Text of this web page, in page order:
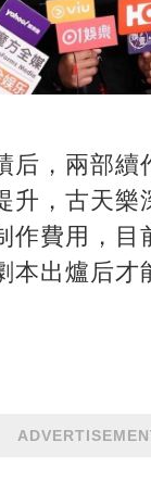
后，兩部續
升，古天樂
作費用，目
本出爐后才